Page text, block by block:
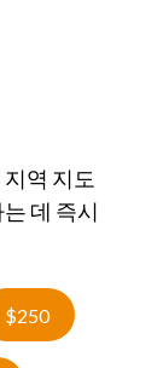
역 지도
데 즉시
$250